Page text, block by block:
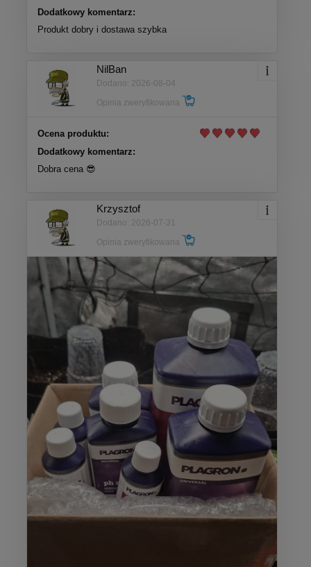
Dodatkowy komentarz:
Produkt dobry i dostawa szybka
NilBan
Dodano: 2026-08-04
Opinia zweryfikowana
Ocena produktu:
Dodatkowy komentarz:
Dobra cena 😎
Krzysztof
Dodano: 2026-07-31
Opinia zweryfikowana